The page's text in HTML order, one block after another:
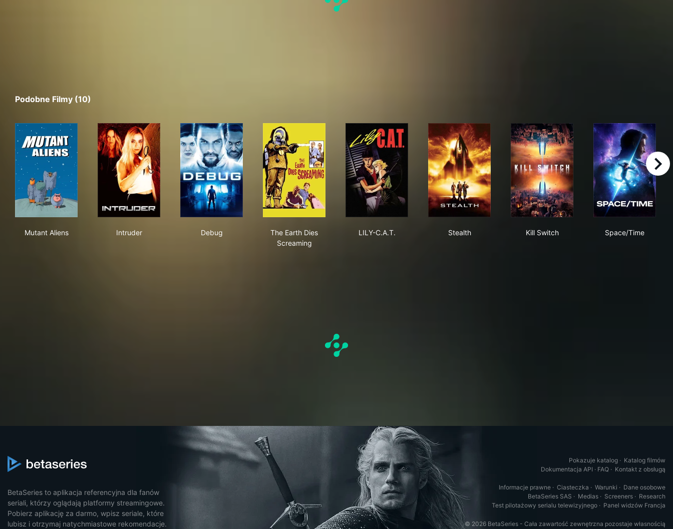
Podobne Filmy (10)
Mutant Aliens
Intruder
Debug
The Earth Dies
Screaming
LILY-C.A.T.
Stealth
Kill Switch
Space/Time
right
BetaSeries to aplikacja referencyjna dla fanów
seriali, którzy oglądają platformy streamingowe.
Pobierz aplikację za darmo, wpisz seriale, które
lubisz i otrzymaj natychmiastowe rekomendacje.
Pokazuje katalog · Katalog filmów
Dokumentacja API · FAQ · Kontakt z obsługą
Informacje prawne · Ciasteczka · Warunki · Dane osobowe
BetaSeries SAS · Medias · Screeners · Research
Test pilotażowy serialu telewizyjnego · Panel widzów Francja
© 2026 BetaSeries - Cała zawartość zewnętrzna pozostaje własnością